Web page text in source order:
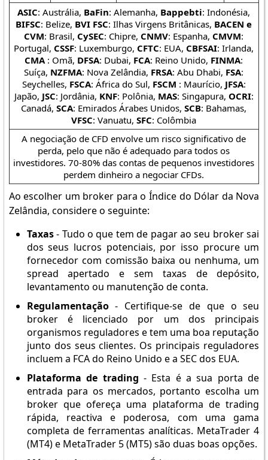
ASIC: Austrália, BaFin: Alemanha, Bappebti: Indonésia,
BIFSC: Belize, BVI FSC: Ilhas Virgens Britânicas, BACEN e
CVM: Brasil, CySEC: Chipre, CNMV: Espanha, CMVM:
Portugal, CSSF: Luxemburgo, CFTC: EUA, CBFSAI: Irlanda,
CMA: Omã, DFSA: Dubai, FCA: Reino Unido, FINMA:
Suíça, NZFMA: Nova Zelândia, FRSA: Abu Dhabi, FSA:
Seychelles, FSCA: África do Sul, FSCM : Maurício, JFSA:
Japão, JSC: Jordânia, KNF: Polônia, MAS: Singapura, OCRI:
Canadá,SCA: Emirados Árabes Unidos,SCB: Bahamas,
VFSC: Vanuatu,SFC: Colômbia
A negociação de CFD envolve um risco significativo de
perda, pelo que não é adequado para todos os
investidores. 70-80% das contas de pequenos investidores
perdem dinheiro a negociar CFDs.
Ao escolher um broker para o Índice do Dólar da Nova
Zelândia, considere o seguinte:
Taxas- Tudo o que tem de pagar ao seu broker sai
dos seus lucros potenciais, por isso procure um
fornecedor com comissão baixa ou nenhuma, um
spread apertado e sem taxas de depósito,
levantamento ou manutenção de conta.
Regulamentação- Certifique-se de que o seu
broker é licenciado por um dos principais
organismos reguladores e tem uma boa reputação
junto dos seus clientes. Os principais reguladores
incluem a FCA do Reino Unido e a SEC dos EUA.
Plataforma de trading - Esta é a sua porta de
entrada para os mercados, portanto escolha um
broker que ofereça uma plataforma de trading
rápida, reactiva e poderosa, com uma gama
completa de ferramentas analíticas. MetaTrader 4
(MT4) e MetaTrader 5 (MT5) são duas boas opções.